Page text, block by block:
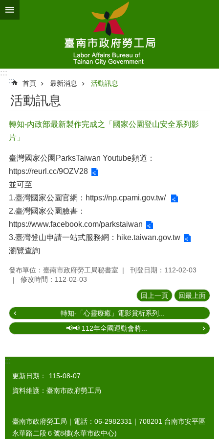
跳到主要內容區塊
:::
:::
首頁 最新消息 活動訊息
活動訊息
轉知-內政部最新製作完成之「國家公園登山安全系列影
片」
臺灣國家公園ParksTaiwan Youtube頻道：
https://reurl.cc/9OZV28
並可至
1.臺灣國家公園官網： https://np.cpami.gov.tw/
2.臺灣國家公園臉書：
https://www.facebook.com/parkstaiwan
3.臺灣登山申請一站式服務網： hike.taiwan.gov.tw
瀏覽查詢
發布單位：臺南市政府勞工局秘書室
刊登日期：112-02-03
修改時間：112-02-03
回上一頁 回最上面
轉知-「心靈療癒」電影賞析系列...
📢📢 112年全國運動會將...
:::
更新日期：
115-08-07
資料維護：臺南市政府勞工局
臺南市政府勞工局｜電話：06-2982331｜ 708201 台南市安平區
永華路二段６號8樓(永華市政中心)